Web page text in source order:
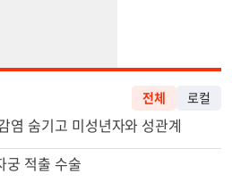
숨기고 미성년자와 성관계